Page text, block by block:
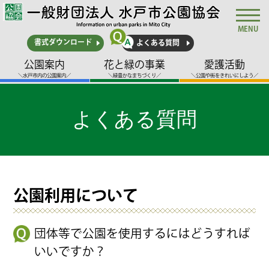
書式ダウンロード よくある質問
公園案内
＼水戸市内の公園案内／
花と緑の事業
＼緑豊かなまちづくり／
愛護活動
＼公園や街をきれいにしよう／
MENU
よくある質問
公園利用について
団体等で公園を使用するにはどうすれば
いいですか？